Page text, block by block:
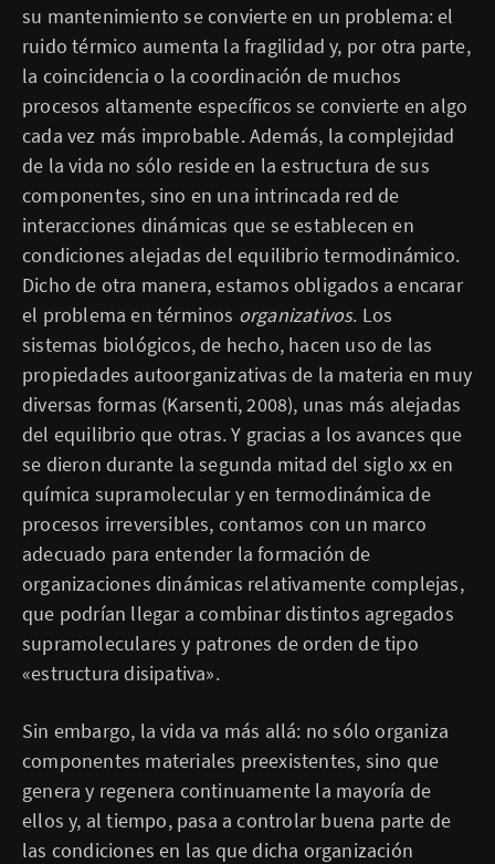
su mantenimiento se convierte en un problema: el
ruido térmico aumenta la fragilidad y, por otra parte,
la coincidencia o la coordinación de muchos
procesos altamente específicos se convierte en algo
cada vez más improbable. Además, la complejidad
de la vida no sólo reside en la estructura de sus
componentes, sino en una intrincada red de
interacciones dinámicas que se establecen en
condiciones alejadas del equilibrio termodinámico.
Dicho de otra manera, estamos obligados a encarar
el problema en términos organizativos. Los
sistemas biológicos, de hecho, hacen uso de las
propiedades autoorganizativas de la materia en muy
diversas formas (Karsenti, 2008), unas más alejadas
del equilibrio que otras. Y gracias a los avances que
se dieron durante la segunda mitad del siglo xx en
química supramolecular y en termodinámica de
procesos irreversibles, contamos con un marco
adecuado para entender la formación de
organizaciones dinámicas relativamente complejas,
que podrían llegar a combinar distintos agregados
supramoleculares y patrones de orden de tipo
«estructura disipativa».
Sin embargo, la vida va más allá: no sólo organiza
componentes materiales preexistentes, sino que
genera y regenera continuamente la mayoría de
ellos y, al tiempo, pasa a controlar buena parte de
las condiciones en las que dicha organización